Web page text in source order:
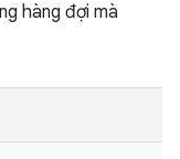
hàng đợi mà